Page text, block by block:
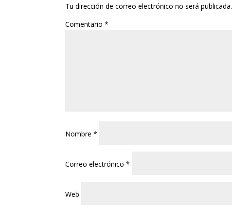
Tu dirección de correo electrónico no será publicada.
Comentario*
Nombre*
Correo electrónico*
Web